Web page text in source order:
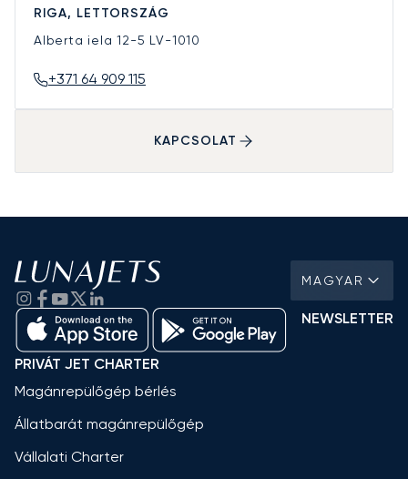
RIGA, LETTORSZÁG
Alberta iela 12-5 LV-1010
+371 64 909 115
KAPCSOLAT
MAGYAR
NEWSLETTER
PRIVÁT JET CHARTER
Magánrepülőgép bérlés
Állatbarát magánrepülőgép
Vállalati Charter